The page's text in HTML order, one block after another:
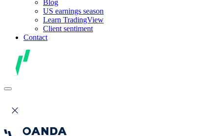
Blog
US earnings season
Learn TradingView
Client sentiment
Contact